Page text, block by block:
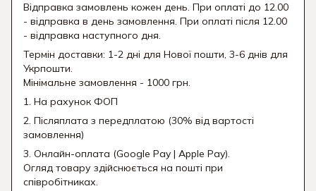
Відправка замовлень кожен день. При оплаті до 12.00
- відправка в день замовлення. При оплаті після 12.00
- відправка наступного дня.
Термін доставки: 1-2 дні для Нової пошти, 3-6 днів для
Укрпошти.
Мінімальне замовлення - 1000 грн.
1. На рахунок ФОП
2. Післяплата з передплатою (30% від вартості
замовлення)
3. Онлайн-оплата (Google Pay | Apple Pay).
Огляд товару здійснюється на пошті при
співробітниках.